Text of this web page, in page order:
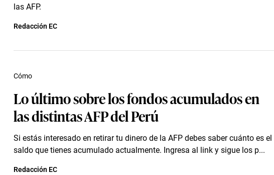
las AFP.
Redacción EC
Lo último sobre los fondos acumulados en
las distintas AFP del Perú
Si estás interesado en retirar tu dinero de la AFP debes saber cuánto es el
saldo que tienes acumulado actualmente. Ingresa al link y sigue los p...
Cómo
Redacción EC